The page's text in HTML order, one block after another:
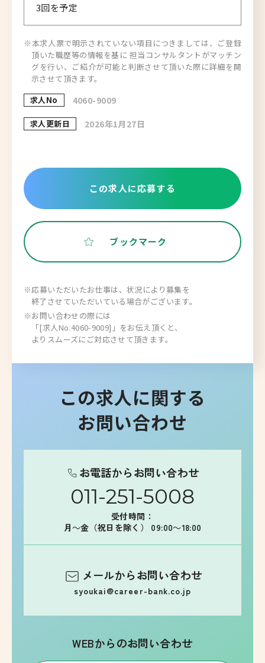
3回を予定
※本求人票で明示されていない項目につきましては、ご登録
頂いた職歴等の情報を基に 担当コンサルタントがマッチン
グを行い、ご紹介が可能と判断させて頂いた際に詳細を開
示させて頂きます。
求人No
4060-9009
求人更新日 2026年1月27日
この求人に応募する
ブックマーク
※応募いただいたお仕事は、状況により募集を
終了させていただいている場合がございます。
※お問い合わせの際には
「[求人No.4060-9009]」をお伝え頂くと、
よりスムーズにご対応させて頂きます。
この求人に関する
お問い合わせ
お電話からお問い合わせ
011-251-5008
受付時間：
月～金（祝日を除く） 09:00～18:00
メールからお問い合わせ
syoukai@career-bank.co.jp
WEBからのお問い合わせ